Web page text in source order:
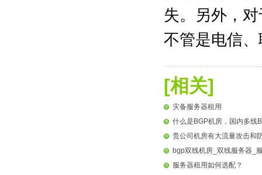
失。另外，
不管是电信
[相关]
灾备服务器租用
什么是BGP机房，国内多线
贵公司机房有大流量攻击和
bgp双线机房_双线服务器_
服务器租用如何选配？